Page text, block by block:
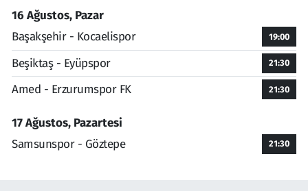
16 Ağustos, Pazar
Başakşehir - Kocaelispor
19:00
Beşiktaş - Eyüpspor 21:30
Amed - Erzurumspor FK 21:30
17 Ağustos, Pazartesi
Samsunspor - Göztepe
21:30